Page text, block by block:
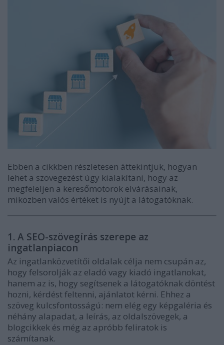
Ebben a cikkben részletesen áttekintjük, hogyan
lehet a szövegezést úgy kialakítani, hogy az
megfeleljen a keresőmotorok elvárásainak,
miközben valós értéket is nyújt a látogatóknak.
1. A SEO-szövegírás szerepe az
ingatlanpiacon
Az ingatlanközvetítői oldalak célja nem csupán az,
hogy felsorolják az eladó vagy kiadó ingatlanokat,
hanem az is, hogy segítsenek a látogatóknak döntést
hozni, kérdést feltenni, ajánlatot kérni. Ehhez a
szöveg kulcsfontosságú: nem elég egy képgaléria és
néhány alapadat, a leírás, az oldalszövegek, a
blogcikkek és még az apróbb feliratok is
számítanak.